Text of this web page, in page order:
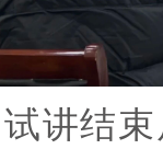
试讲结